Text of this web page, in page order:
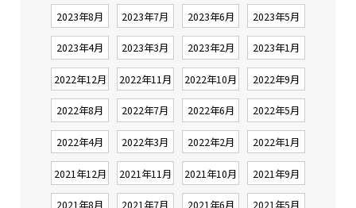
2023年8月 2023年7月 2023年6月 2023年5月
2023年4月 2023年3月 2023年2月 2023年1月
2022年12月 2022年11月 2022年10月 2022年9月
2022年8月 2022年7月 2022年6月 2022年5月
2022年4月 2022年3月 2022年2月 2022年1月
2021年12月 2021年11月 2021年10月 2021年9月
2021年8月 2021年7月 2021年6月 2021年5月